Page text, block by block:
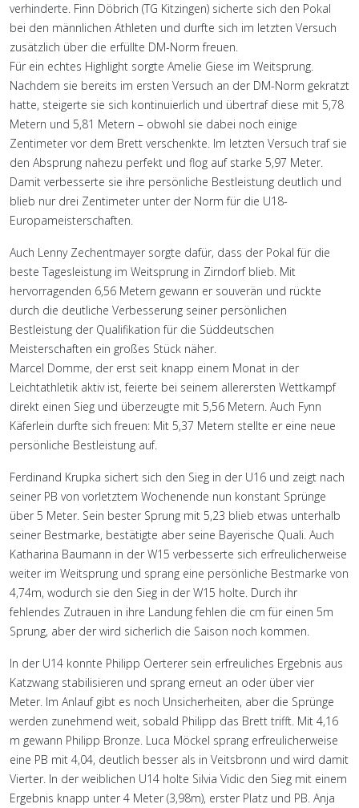
verhinderte. Finn Döbrich (TG Kitzingen) sicherte sich den Pokal
bei den männlichen Athleten und durfte sich im letzten Versuch
zusätzlich über die erfüllte DM-Norm freuen.
Für ein echtes Highlight sorgte Amelie Giese im Weitsprung.
Nachdem sie bereits im ersten Versuch an der DM-Norm gekratzt
hatte, steigerte sie sich kontinuierlich und übertraf diese mit 5,78
Metern und 5,81 Metern – obwohl sie dabei noch einige
Zentimeter vor dem Brett verschenkte. Im letzten Versuch traf sie
den Absprung nahezu perfekt und flog auf starke 5,97 Meter.
Damit verbesserte sie ihre persönliche Bestleistung deutlich und
blieb nur drei Zentimeter unter der Norm für die U18-
Europameisterschaften.
Auch Lenny Zechentmayer sorgte dafür, dass der Pokal für die
beste Tagesleistung im Weitsprung in Zirndorf blieb. Mit
hervorragenden 6,56 Metern gewann er souverän und rückte
durch die deutliche Verbesserung seiner persönlichen
Bestleistung der Qualifikation für die Süddeutschen
Meisterschaften ein großes Stück näher.
Marcel Domme, der erst seit knapp einem Monat in der
Leichtathletik aktiv ist, feierte bei seinem allerersten Wettkampf
direkt einen Sieg und überzeugte mit 5,56 Metern. Auch Fynn
Käferlein durfte sich freuen: Mit 5,37 Metern stellte er eine neue
persönliche Bestleistung auf.
Ferdinand Krupka sichert sich den Sieg in der U16 und zeigt nach
seiner PB von vorletztem Wochenende nun konstant Sprünge
über 5 Meter. Sein bester Sprung mit 5,23 blieb etwas unterhalb
seiner Bestmarke, bestätigte aber seine Bayerische Quali. Auch
Katharina Baumann in der W15 verbesserte sich erfreulicherweise
weiter im Weitsprung und sprang eine persönliche Bestmarke von
4,74m, wodurch sie den Sieg in der W15 holte. Durch ihr
fehlendes Zutrauen in ihre Landung fehlen die cm für einen 5m
Sprung, aber der wird sicherlich die Saison noch kommen.
In der U14 konnte Philipp Oerterer sein erfreuliches Ergebnis aus
Katzwang stabilisieren und sprang erneut an oder über vier
Meter. Im Anlauf gibt es noch Unsicherheiten, aber die Sprünge
werden zunehmend weit, sobald Philipp das Brett trifft. Mit 4,16
m gewann Philipp Bronze. Luca Möckel sprang erfreulicherweise
eine PB mit 4,04, deutlich besser als in Veitsbronn und wird damit
Vierter. In der weiblichen U14 holte Silvia Vidic den Sieg mit einem
Ergebnis knapp unter 4 Meter (3,98m), erster Platz und PB. Anja